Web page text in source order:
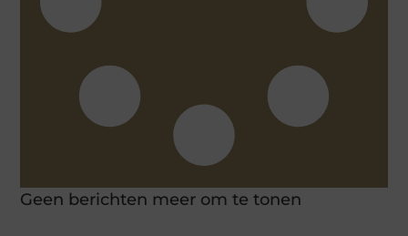
Geen berichten meer om te tonen